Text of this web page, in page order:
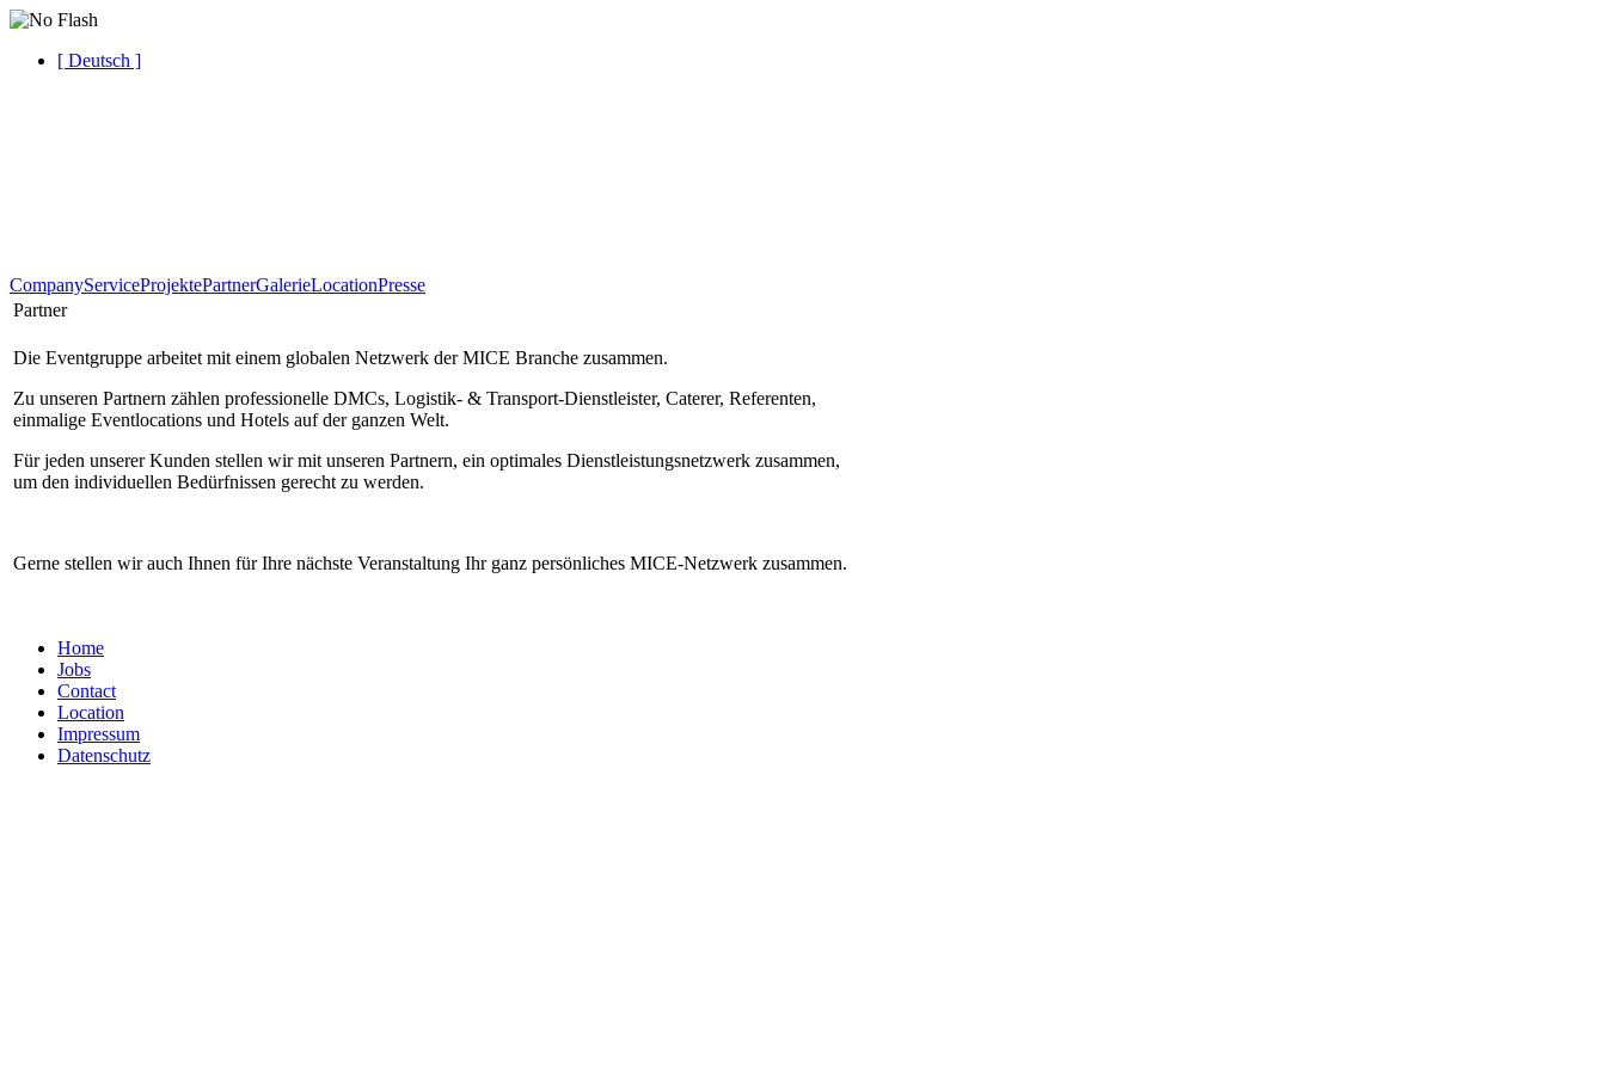
[ Deutsch ]
CompanyServiceProjektePartnerGalerieLocationPresse
Partner
Die Eventgruppe arbeitet mit einem globalen Netzwerk der MICE Branche zusammen.
Zu unseren Partnern zählen professionelle DMCs, Logistik- & Transport-Dienstleister, Caterer, Referenten,
einmalige Eventlocations und Hotels auf der ganzen Welt.
Für jeden unserer Kunden stellen wir mit unseren Partnern, ein optimales Dienstleistungsnetzwerk zusammen,
um den individuellen Bedürfnissen gerecht zu werden.
Gerne stellen wir auch Ihnen für Ihre nächste Veranstaltung Ihr ganz persönliches MICE-Netzwerk zusammen.
Home
Jobs
Contact
Location
Impressum
Datenschutz